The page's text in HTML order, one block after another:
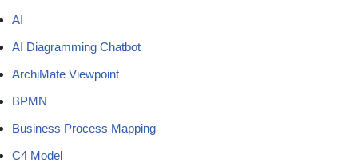
AI
AI Diagramming Chatbot
ArchiMate Viewpoint
BPMN
Business Process Mapping
C4 Model